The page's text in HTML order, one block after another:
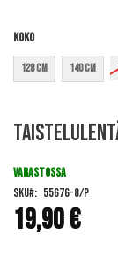
Koko
128 cm 140 cm
to
beginning
the
images
gallery
19,90 €
VARASTOSSA
SKU
55676-8/P